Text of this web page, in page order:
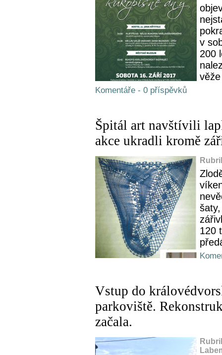
v
200
Komentáře - 0 příspěvků
Špitál art navštívili
akce ukradli kromě
120
Vstup do
parkoviště.
začala.